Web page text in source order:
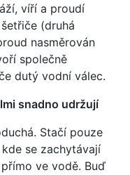
víří a proudí
(druhá
nasměrován
společně
dutý vodní válec.
snadno udržují
Stačí pouze
se zachytávají
ve vodě. Buď